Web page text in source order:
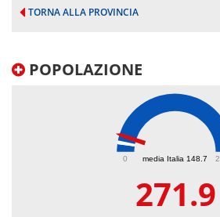
TORNA ALLA PROVINCIA
POPOLAZIONE
media Italia 148.7
0
271.9